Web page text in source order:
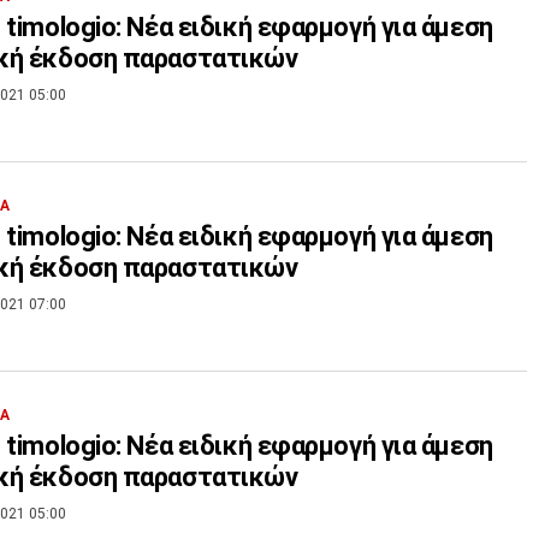
Νέα ειδική εφαρμογή για άμεση
έκδοση παραστατικών
05:00
Νέα ειδική εφαρμογή για άμεση
έκδοση παραστατικών
07:00
Νέα ειδική εφαρμογή για άμεση
έκδοση παραστατικών
05:00